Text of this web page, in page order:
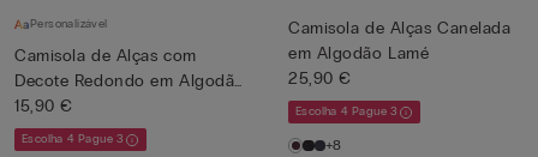
Personalizável
Camisola de Alças com
Decote Redondo em Algodão
se...
15,90 €
Escolha 4 Pague 3
Camisola de Alças Canelada
em Algodão Lamé
25,90 €
Escolha 4 Pague 3
+8